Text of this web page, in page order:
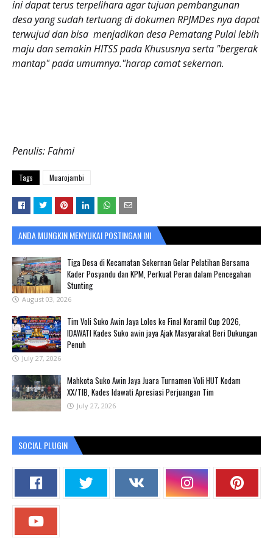
ini dapat terus terpelihara agar tujuan pembangunan
desa yang sudah tertuang di dokumen RPJMDes nya dapat
terwujud dan bisa menjadikan desa Pematang Pulai lebih
maju dan semakin HITSS pada Khususnya serta "bergerak
mantap" pada umumnya."harap camat sekernan.
Penulis: Fahmi
Tags Muarojambi
ANDA MUNGKIN MENYUKAI POSTINGAN INI
Tiga Desa di Kecamatan Sekernan Gelar Pelatihan Bersama
Kader Posyandu dan KPM, Perkuat Peran dalam Pencegahan
Stunting
August 03, 2026
Tim Voli Suko Awin Jaya Lolos ke Final Koramil Cup 2026,
IDAWATI Kades Suko awin jaya Ajak Masyarakat Beri Dukungan
Penuh
July 27, 2026
Mahkota Suko Awin Jaya Juara Turnamen Voli HUT Kodam
XX/TIB, Kades Idawati Apresiasi Perjuangan Tim
July 27, 2026
SOCIAL PLUGIN